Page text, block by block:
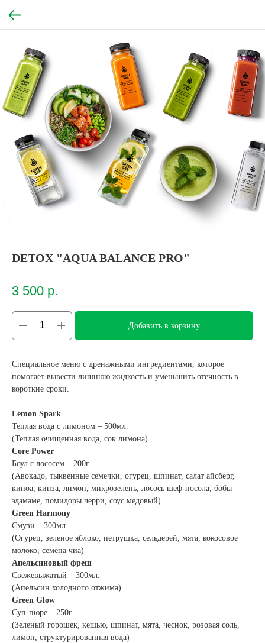
DETOX "AQUA BALANCE PRO"
3 500 р.
Добавить в корзину
Специальное меню с дренажными ингредиентами, которое
помогает вывести лишнюю жидкость и уменьшить отечность в
короткие сроки.
Lemon Spark
Теплая вода с лимоном – 500мл.
(Теплая очищенная вода, сок лимона)
Core Power
Боул с лососем – 200г.
(Авокадо, тыквенные семечки, огурец, шпинат, салат айсберг,
киноа, кинза, лимон, микрозелень, лосось шеф-посола, бобы
эдамаме, помидоры черри, соус медовый)
Green Harmony
Смузи – 300мл.
(Огурец, зеленое яблоко, петрушка, сельдерей, мята, кокосовое
молоко, семена чиа)
Апельсиновый фреш
Свежевыжатый – 300мл.
(Апельсин холодного отжима)
Green Glow
Суп-пюре – 250г.
(Зеленый горошек, кешью, шпинат, мята, чеснок, розовая соль,
лимон, структурированная вода)